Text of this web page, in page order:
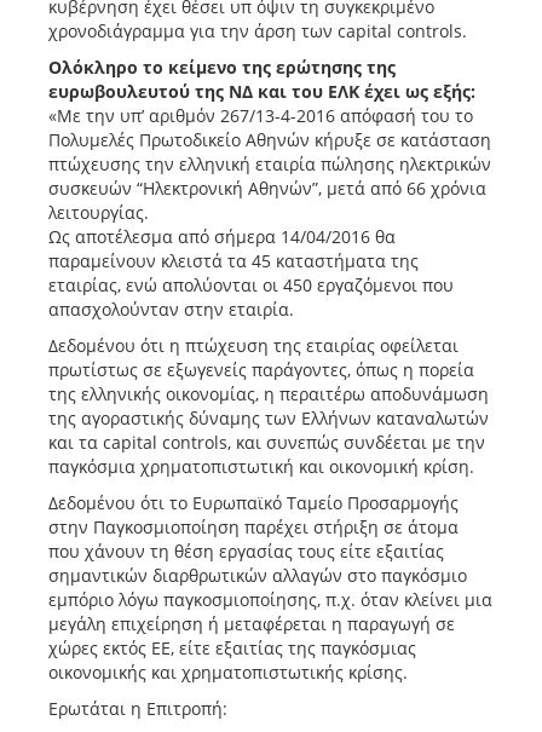
κυβέρνηση έχει θέσει υπ όψιν τη συγκεκριμένο
χρονοδιάγραμμα για την άρση των capital controls.
Ολόκληρο το κείμενο της ερώτησης της
ευρωβουλευτού της ΝΔ και του ΕΛΚ έχει ως εξής:
«Με την υπ’ αριθμόν 267/13-4-2016 απόφασή του το
Πολυμελές Πρωτοδικείο Αθηνών κήρυξε σε κατάσταση
πτώχευσης την ελληνική εταιρία πώλησης ηλεκτρικών
συσκευών “Ηλεκτρονική Αθηνών”, μετά από 66 χρόνια
λειτουργίας.
Ως αποτέλεσμα από σήμερα 14/04/2016 θα
παραμείνουν κλειστά τα 45 καταστήματα της
εταιρίας, ενώ απολύονται οι 450 εργαζόμενοι που
απασχολούνταν στην εταιρία.
Δεδομένου ότι η πτώχευση της εταιρίας οφείλεται
πρωτίστως σε εξωγενείς παράγοντες, όπως η πορεία
της ελληνικής οικονομίας, η περαιτέρω αποδυνάμωση
της αγοραστικής δύναμης των Ελλήνων καταναλωτών
και τα capital controls, και συνεπώς συνδέεται με την
παγκόσμια χρηματοπιστωτική και οικονομική κρίση.
Δεδομένου ότι το Ευρωπαϊκό Ταμείο Προσαρμογής
στην Παγκοσμιοποίηση παρέχει στήριξη σε άτομα
που χάνουν τη θέση εργασίας τους είτε εξαιτίας
σημαντικών διαρθρωτικών αλλαγών στο παγκόσμιο
εμπόριο λόγω παγκοσμιοποίησης, π.χ. όταν κλείνει μια
μεγάλη επιχείρηση ή μεταφέρεται η παραγωγή σε
χώρες εκτός ΕΕ, είτε εξαιτίας της παγκόσμιας
οικονομικής και χρηματοπιστωτικής κρίσης.
Ερωτάται η Επιτροπή: